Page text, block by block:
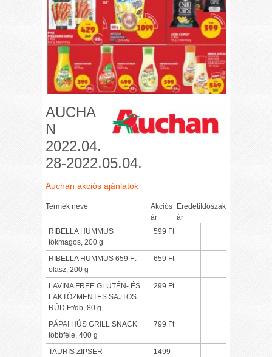
AUCHA
N
2022.04.
28-2022.05.04.
Auchan akciós ajánlatok
Termék neve
Akciós
ár
Eredeti
ár
Időszak
RIBELLA HUMMUS
tökmagos, 200 g
599 Ft
RIBELLA HUMMUS 659 Ft
olasz, 200 g
659 Ft
LAVINA FREE GLUTÉN- ÉS
LAKTÓZMENTES SAJTOS
RÚD Ft/db, 80 g
299 Ft
PÁPAI HÚS GRILL SNACK
többféle, 400 g
799 Ft
TAURIS ZIPSER
1499